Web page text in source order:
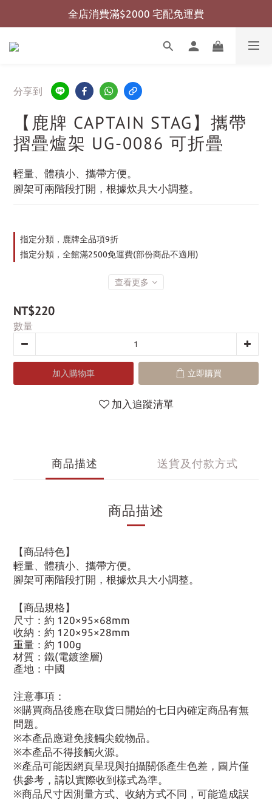
全店消費滿$999 超商免運費
全店消費滿$2000 宅配免運費
全店消費滿$999 超商免運費
分享到
【鹿牌 CAPTAIN STAG】攜帶
摺疊爐架 UG-0086 可折疊
輕量、體積小、攜帶方便。
腳架可兩階段打開，根據炊具大小調整。
指定分類，鹿牌全品項9折
指定分類，全館滿2500免運費(部份商品不適用)
查看更多
NT$220
數量
加入購物車 立即購買
加入追蹤清單
商品描述 送貨及付款方式
商品描述
【商品特色】
輕量、體積小、攜帶方便。
腳架可兩階段打開，根據炊具大小調整。
【商品規格】
尺寸：約 120×95×68mm
收納：約 120×95×28mm
重量：約 100g
材質：鐵(電鍍塗層)
產地：中國
注意事項：
※購買商品後應在取貨日開始的七日內確定商品有無
問題。
※本產品應避免接觸尖銳物品。
※本產品不得接觸火源。
※產品可能因網頁呈現與拍攝關係產生色差，圖片僅
供參考，請以實際收到樣式為準。
※商品尺寸因測量方式、收納方式不同，可能造成誤